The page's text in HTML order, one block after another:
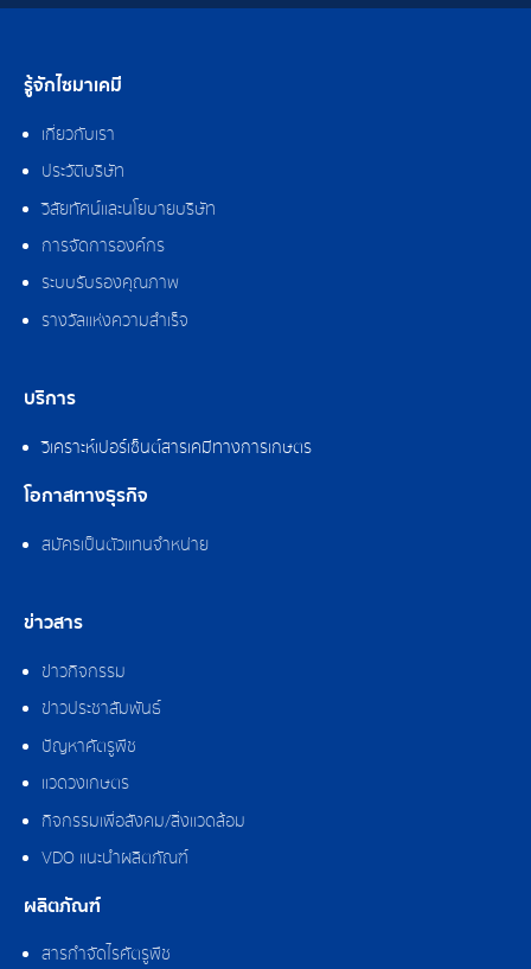
รู้จักไซมาเคมี
เกี่ยวกับเรา
ประวัติบริษัท
วิสัยทัศน์และนโยบายบริษัท
การจัดการองค์กร
ระบบรับรองคุณภาพ
รางวัลแห่งความสำเร็จ
บริการ
วิเคราะห์เปอร์เซ็นต์สารเคมีทางการเกษตร
โอกาสทางธุรกิจ
สมัครเป็นตัวแทนจำหน่าย
ข่าวสาร
ข่าวกิจกรรม
ข่าวประชาสัมพันธ์
ปัญหาศัตรูพืช
แวดวงเกษตร
กิจกรรมเพื่อสังคม/สิ่งแวดล้อม
VDO แนะนำผลิตภัณฑ์
ผลิตภัณฑ์
สารกำจัดไรศัตรูพืช